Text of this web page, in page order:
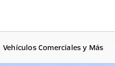
Vehículos Comerciales y Más